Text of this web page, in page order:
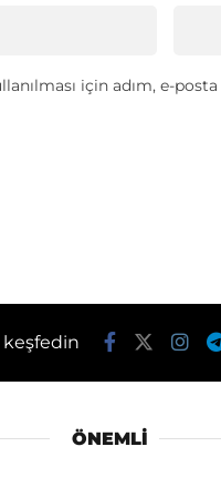
için adım, e-
keşfedin
ÖNEMLI